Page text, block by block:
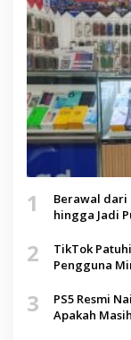
1
Berawal dari
hingga Jadi
2
TikTok
Pengguna
3
PS5 Resmi
Apakah